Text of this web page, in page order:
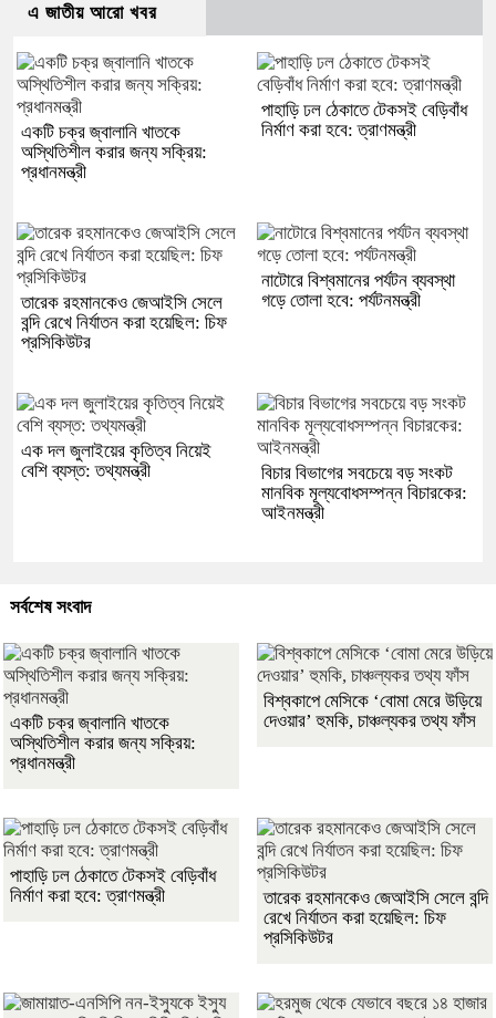
এ জাতীয় আরো খবর
একটি চক্র জ্বালানি খাতকে
অস্থিতিশীল করার জন্য সক্রিয়:
প্রধানমন্ত্রী
পাহাড়ি ঢল ঠেকাতে টেকসই বেড়িবাঁধ
নির্মাণ করা হবে: ত্রাণমন্ত্রী
তারেক রহমানকেও জেআইসি সেলে
বন্দি রেখে নির্যাতন করা হয়েছিল: চিফ
প্রসিকিউটর
নাটোরে বিশ্বমানের পর্যটন ব্যবস্থা
গড়ে তোলা হবে: পর্যটনমন্ত্রী
এক দল জুলাইয়ের কৃতিত্ব নিয়েই
বেশি ব্যস্ত: তথ্যমন্ত্রী
বিচার বিভাগের সবচেয়ে বড় সংকট
মানবিক মূল্যবোধসম্পন্ন বিচারকের:
আইনমন্ত্রী
সর্বশেষ সংবাদ
একটি চক্র জ্বালানি খাতকে
অস্থিতিশীল করার জন্য সক্রিয়:
প্রধানমন্ত্রী
বিশ্বকাপে মেসিকে ‘বোমা মেরে উড়িয়ে
দেওয়ার’ হুমকি, চাঞ্চল্যকর তথ্য ফাঁস
পাহাড়ি ঢল ঠেকাতে টেকসই বেড়িবাঁধ
নির্মাণ করা হবে: ত্রাণমন্ত্রী
তারেক রহমানকেও জেআইসি সেলে বন্দি
রেখে নির্যাতন করা হয়েছিল: চিফ
প্রসিকিউটর